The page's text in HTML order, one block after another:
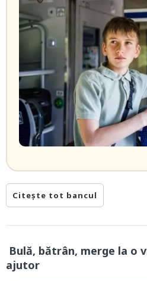
Citește tot bancul
Bulă, bătrân, merge la o
ajutor